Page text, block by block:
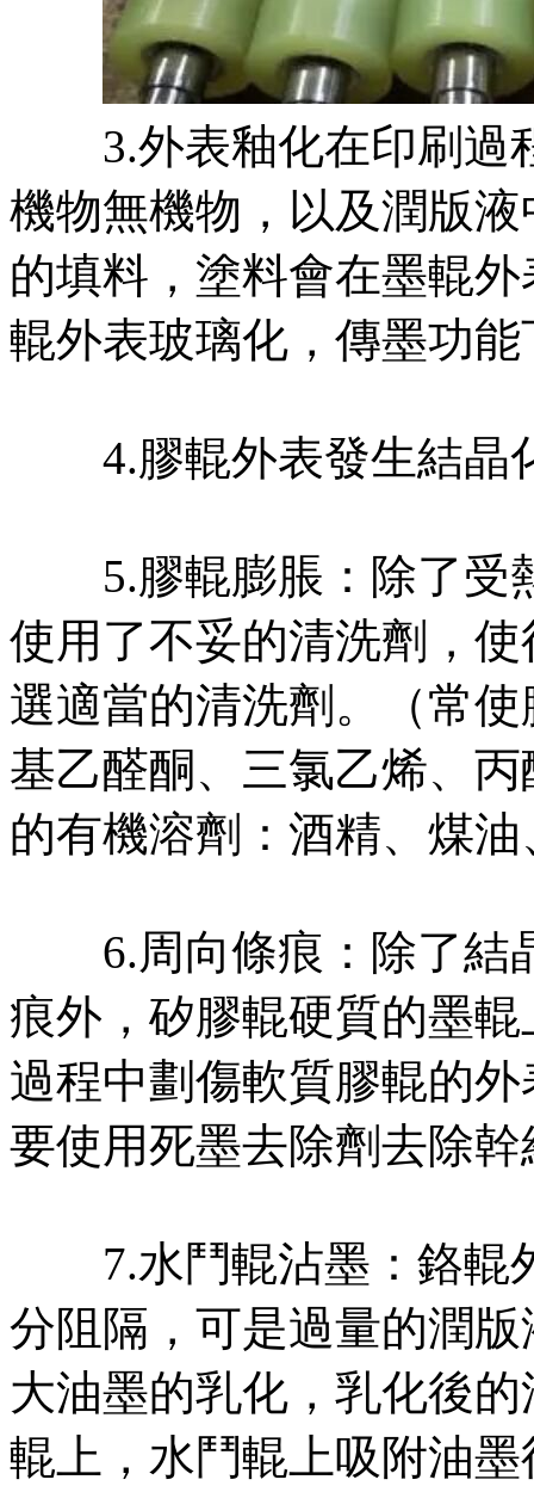
3.外表釉化在印刷過
機物無機物，以及潤版
的填料，塗料會在墨輥
輥外表玻璃化，傳墨功能
4.膠輥外表發生結晶
5.膠輥膨脹：除了受
使用了不妥的清洗劑，
選適當的清洗劑。（常
基乙醛酮、三氯乙烯、
的有機溶劑：酒精、煤
6.周向條痕：除了結
痕外，矽膠輥硬質的墨
過程中劃傷軟質膠輥的
要使用死墨去除劑去除
7.水鬥輥沾墨：鉻輥
分阻隔，可是過量的潤
大油墨的乳化，乳化後
輥上，水鬥輥上吸附油